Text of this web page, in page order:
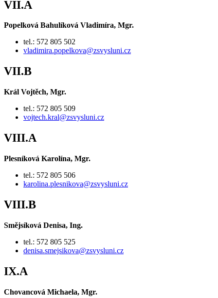
VII.A
Popelková Bahulíková Vladimíra, Mgr.
tel.: 572 805 502
vladimira.popelkova@zsvysluni.cz
VII.B
Král Vojtěch, Mgr.
tel.: 572 805 509
vojtech.kral@zsvysluni.cz
VIII.A
Plesníková Karolína, Mgr.
tel.: 572 805 506
karolina.plesnikova@zsvysluni.cz
VIII.B
Smějsíková Denisa, Ing.
tel.: 572 805 525
denisa.smejsikova@zsvysluni.cz
IX.A
Chovancová Michaela, Mgr.